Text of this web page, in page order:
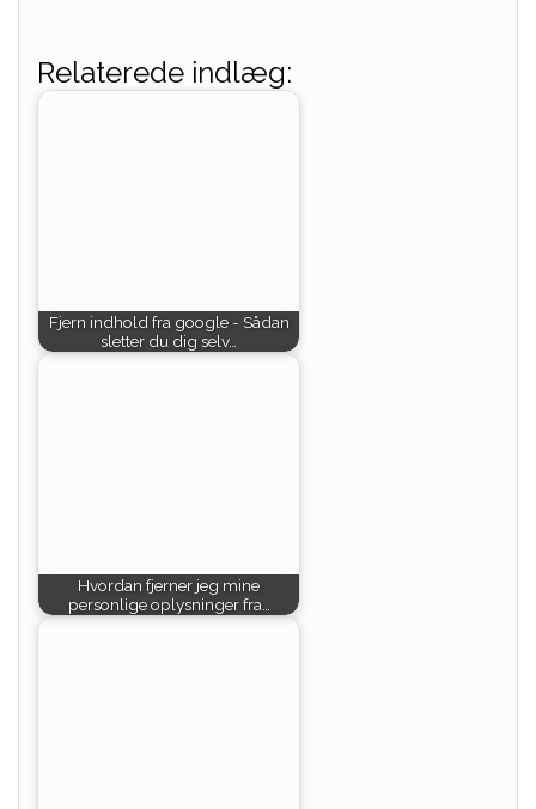
Relaterede indlæg:
Fjern indhold fra google - Sådan
sletter du dig selv…
Hvordan fjerner jeg mine
personlige oplysninger fra…